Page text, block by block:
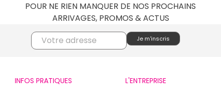
POUR NE RIEN MANQUER DE NOS PROCHAINS
ARRIVAGES, PROMOS & ACTUS
INFOS PRATIQUES L'ENTREPRISE